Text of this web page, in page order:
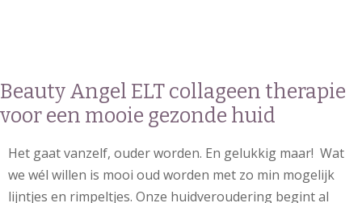
Beauty Angel ELT collageen therapie
voor een mooie gezonde huid
Het gaat vanzelf, ouder worden. En gelukkig maar! Wat
we wél willen is mooi oud worden met zo min mogelijk
lijntjes en rimpeltjes. Onze huidveroudering begint al